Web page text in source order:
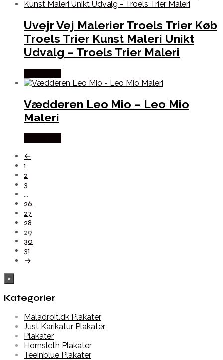
Uvejr Vej Malerier Troels Trier Køb
Troels Trier Kunst Maleri Unikt
Udvalg – Troels Trier Maleri
Vædderen Leo Mio – Leo Mio
Maleri
←
1
2
3
…
26
27
28
29
30
31
→
×
Kategorier
Maladroit.dk Plakater
Just Karikatur Plakater
Plakater
Hornsleth Plakater
Teeinblue Plakater